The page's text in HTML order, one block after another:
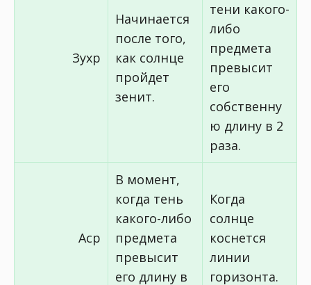
Зухр
Начинается
после того,
как солнце
пройдет
зенит.
тени какого-
либо
предмета
превысит
его
собственну
ю длину в 2
раза.
Аср
В момент,
когда тень
какого-либо
предмета
превысит
его длину в
Когда
солнце
коснется
линии
горизонта.